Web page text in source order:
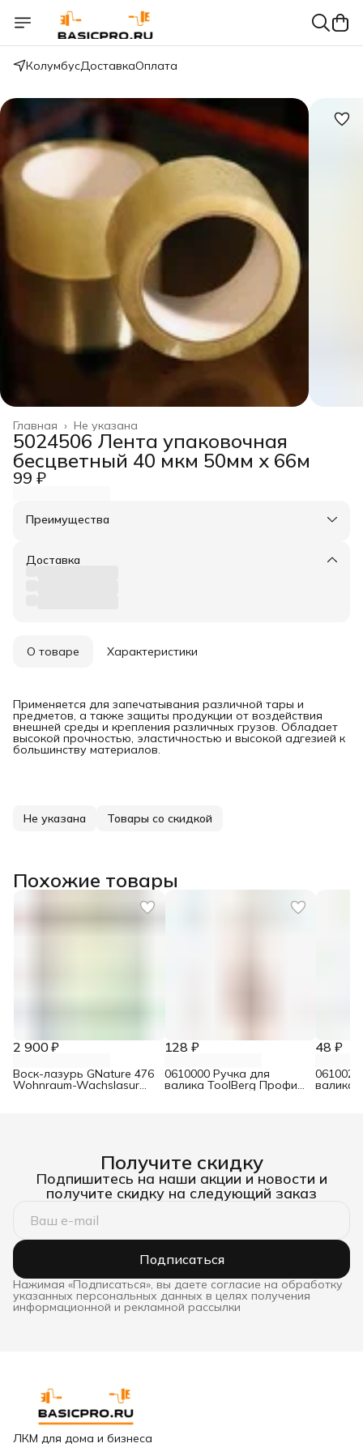
КолумбусДоставкаОплата
Не указана
Главная ›
5024506 Лента упаковочная
бесцветный 40 мкм 50мм х 66м
99 ₽
Преимущества
Оплата частями в Сплит
Удобный возврат
Доставка
О товаре Характеристики
Применяется для запечатывания различной тары и
предметов, а также защиты продукции от воздействия
внешней среды и крепления различных грузов. Обладает
высокой прочностью, эластичностью и высокой адгезией к
большинству материалов.
Не указана Товары со скидкой
Похожие товары
2 900 ₽
Воск-лазурь GNature 476
Wohnraum-Wachslasur
128 ₽
0610000 Ручка для
валика ToolBerg Профи
48 ₽
валика
Получите скидку
Подпишитесь на наши акции и новости и
получите скидку на следующий заказ
Подписаться
Нажимая «Подписаться», вы даете согласие на обработку
указанных персональных данных в целях получения
информационной и рекламной рассылки
ЛКМ для дома и бизнеса